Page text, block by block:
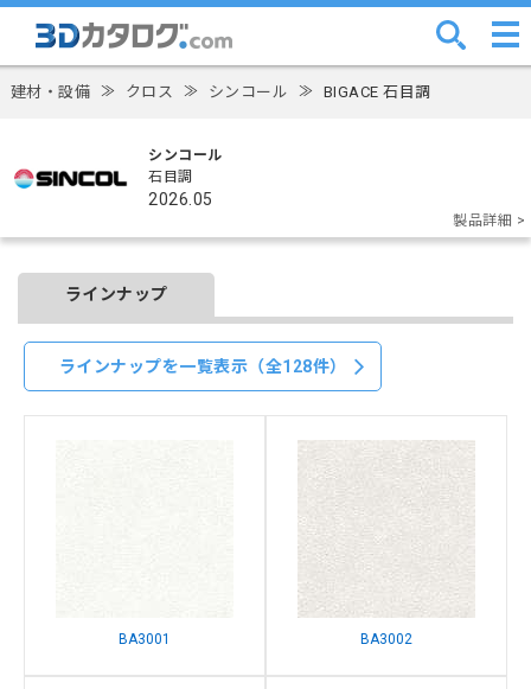
建材・設備 ≫ クロス ≫ シンコール ≫ BIGACE 石目調
シンコール
石目調
2026.05
製品詳細 >
ラインナップ
ラインナップを一覧表示（全128件）
BA3001 BA3002